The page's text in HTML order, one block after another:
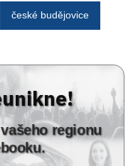
české budějovice
regionu